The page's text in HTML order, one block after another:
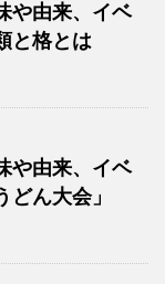
や由来、イベ
と格とは
や由来、イベ
ん大会」